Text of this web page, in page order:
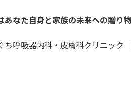
あなた自身と家族の未来への贈り
ち呼吸器内科・皮膚科クリニック